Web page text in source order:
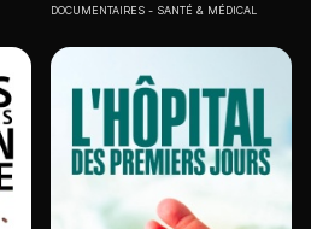
DOCUMENTAIRES SANTÉ & MÉDICAL